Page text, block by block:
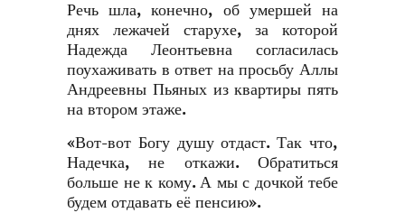
Речь шла, конечно, об умершей на
днях лежачей старухе, за которой
Надежда Леонтьевна согласилась
поухаживать в ответ на просьбу Аллы
Андреевны Пьяных из квартиры пять
на втором этаже.
«Вот-вот Богу душу отдаст. Так что,
Надечка, не откажи. Обратиться
больше не к кому. А мы с дочкой тебе
будем отдавать её пенсию».